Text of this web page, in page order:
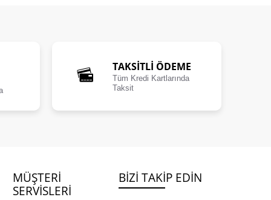
TAKSİTLİ ÖDEME
Tüm Kredi Kartlarında
Taksit
MÜŞTERI
SERVISLERI
BIZI TAKIP EDIN